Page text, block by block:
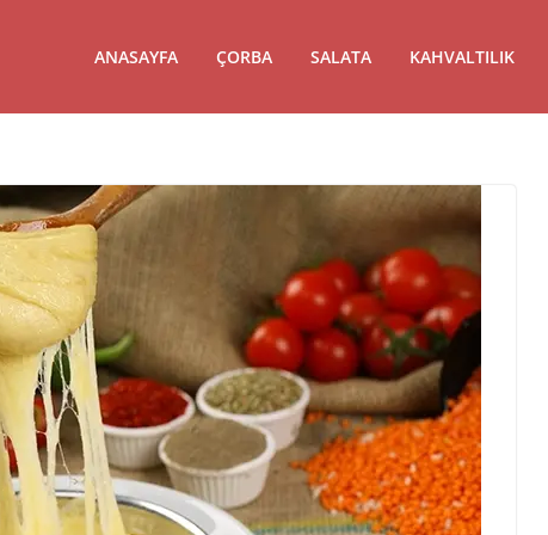
ANASAYFA ÇORBA SALATA KAHVALTILIK